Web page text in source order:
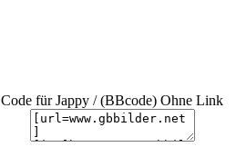
Code für Jappy / (BBcode) Ohne Link